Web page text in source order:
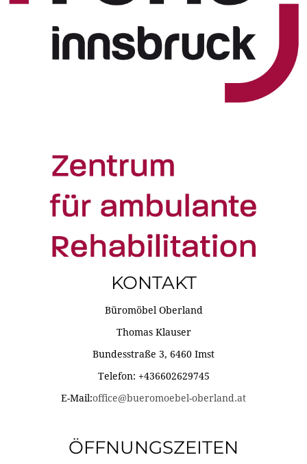
KONTAKT
Büromöbel Oberland
Thomas Klauser
Bundesstraße 3, 6460 Imst
Telefon: +436602629745
E-Mail:office@bueromoebel-oberland.at
ÖFFNUNGSZEITEN